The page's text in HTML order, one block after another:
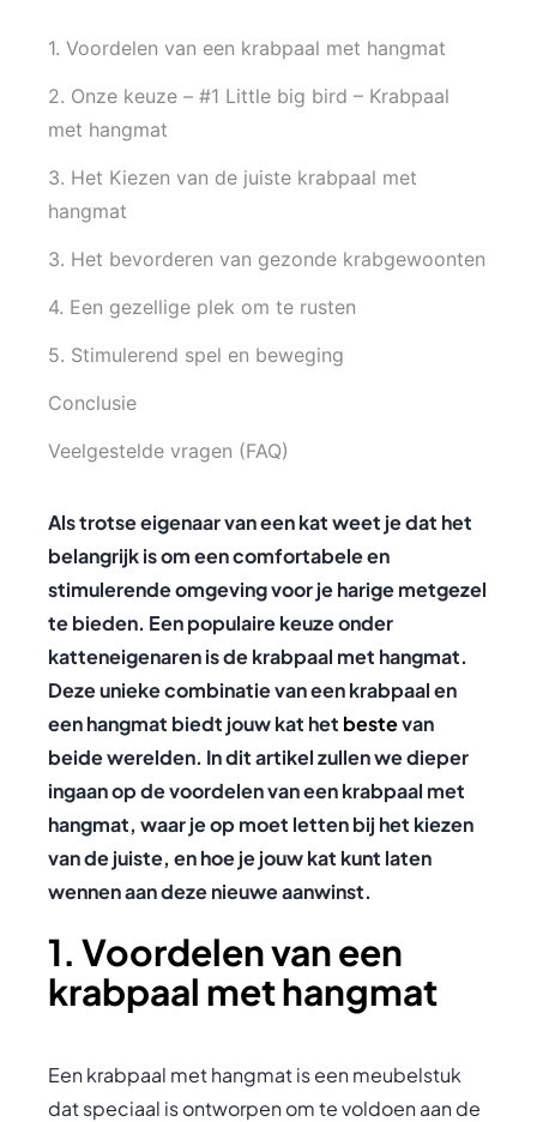
1. Voordelen van een krabpaal met hangmat
2. Onze keuze – #1 Little big bird – Krabpaal
met hangmat
3. Het Kiezen van de juiste krabpaal met
hangmat
3. Het bevorderen van gezonde krabgewoonten
4. Een gezellige plek om te rusten
5. Stimulerend spel en beweging
Conclusie
Veelgestelde vragen (FAQ)
Als trotse eigenaar van een kat weet je dat het
belangrijk is om een comfortabele en
stimulerende omgeving voor je harige metgezel
te bieden. Een populaire keuze onder
katteneigenaren is de krabpaal met hangmat.
Deze unieke combinatie van een krabpaal en
een hangmat biedt jouw kat het bestevan
beide werelden. In dit artikel zullen we dieper
ingaan op de voordelen van een krabpaal met
hangmat, waar je op moet letten bij het kiezen
van de juiste, en hoe je jouw kat kunt laten
wennen aan deze nieuwe aanwinst.
1. Voordelen van een
krabpaal met hangmat
Een krabpaal met hangmat is een meubelstuk
dat speciaal is ontworpen om te voldoen aan de